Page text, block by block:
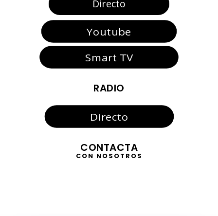
Directo
Youtube
Smart TV
RADIO
Directo
CONTACTA
CON NOSOTROS